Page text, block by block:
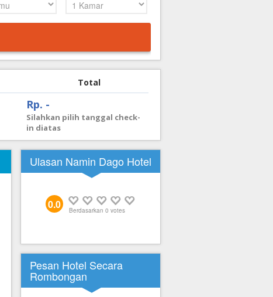
Total
Rp. -
Silahkan pilih tanggal check-
in diatas
Ulasan Namin Dago Hotel
0.0 Berdasarkan 0 votes
Pesan Hotel Secara
Rombongan